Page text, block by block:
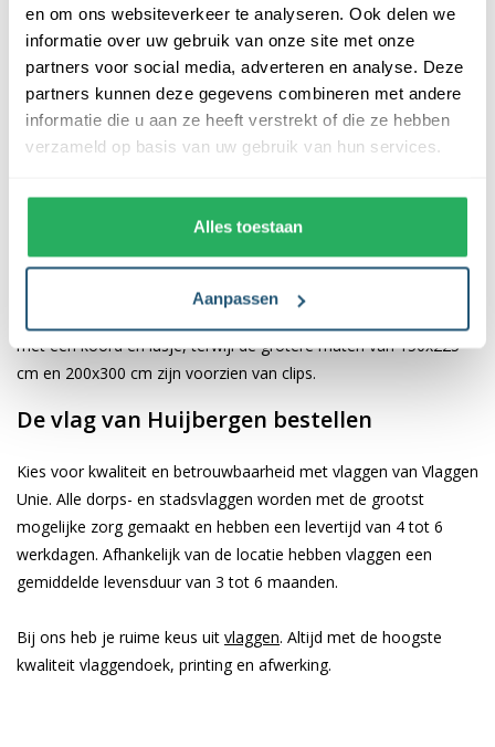
en om ons websiteverkeer te analyseren. Ook delen we
informatie over uw gebruik van onze site met onze
partners voor social media, adverteren en analyse. Deze
partners kunnen deze gegevens combineren met andere
informatie die u aan ze heeft verstrekt of die ze hebben
verzameld op basis van uw gebruik van hun services.
Alles toestaan
Aanpassen
De afwerking van onze vlaggen is van hoge kwaliteit. Ze zijn
voorzien van een sterke kopband en een dubbele stiknaad, wat
bijdraagt aan hun duurzaamheid en stevigheid. Wij bieden de
vlag vanHuijbergenaan in verschillende afmetingen, namelijk
40x60 cm, 70x100 cm, 100x150 cm, 150x225 cm en 200x300
Afhankelijk van de afmetingen die je kiest, worden de vlaggen
voorzien van verschillende bevestigingsmogelijkheden. De
met een koord en lusje, terwijl de grotere maten van 150x225
cm en 200x300 cm zijn voorzien van clips.
De vlag van Huijbergen bestellen
Kies voor kwaliteit en betrouwbaarheid met vlaggen van Vlaggen
Unie. Alle dorps- en stadsvlaggen worden met de grootst
mogelijke zorg gemaakt en hebben een levertijd van 4 tot 6
werkdagen. Afhankelijk van de locatie hebben vlaggen een
gemiddelde levensduur van 3 tot 6 maanden.
Bij ons heb je ruime keus uit vlaggen. Altijd met de hoogste
kwaliteit vlaggendoek, printing en afwerking.